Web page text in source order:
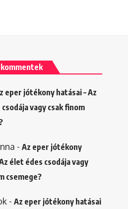
eper jótékony hatásai – Az
vagy csak finom
- Az eper jótékony
élet édes csodája vagy
csemege?
- Az eper jótékony hatásai